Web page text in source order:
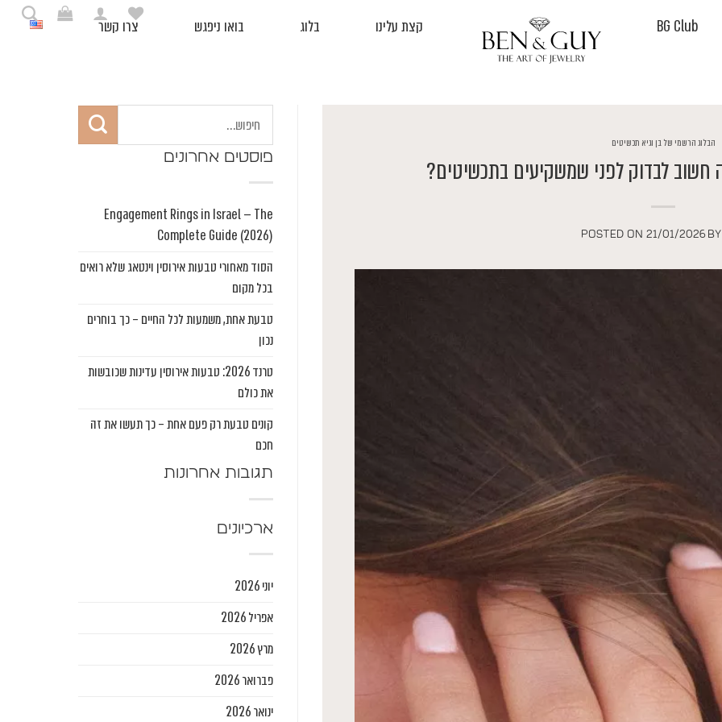
BG Club קצת עלינו בלוג בואו ניפגש צרו קשר
הבלוג הרשמי של בן וגיא תכשיטים
לבדוק לפני שמשקיעים בתכשיטים?
POSTED ON 21/01/2026
פוסטים אחרונים
Engagement Rings in Israel — The
Complete Guide (2026)
הסוד מאחורי טבעות אירוסין וינטאג שלא רואים
בכל מקום
טבעת אחת, משמעות לכל החיים – כך בוחרים
נכון
טרנד 2026: טבעות אירוסין עדינות שכובשות
את כולם
קונים טבעת רק פעם אחת – כך תעשו את זה
חכם
תגובות אחרונות
ארכיונים
יוני 2026
אפריל 2026
מרץ 2026
פברואר 2026
ינואר 2026